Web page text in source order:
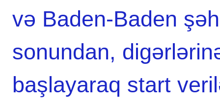
və Baden-Baden
sonundan,
başlayaraq start